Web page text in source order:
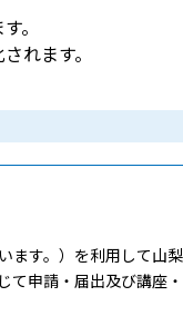
。
れます。
す。）を利用して山
申請・届出及び講座